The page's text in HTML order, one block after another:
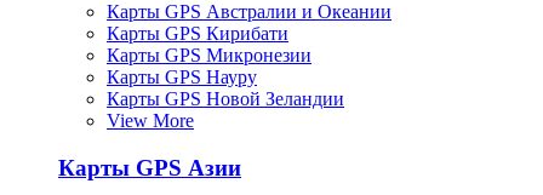
Карты GPS Австралии и Океании
Карты GPS Кирибати
Карты GPS Микронезии
Карты GPS Науру
Карты GPS Новой Зеландии
View More
Карты GPS Азии